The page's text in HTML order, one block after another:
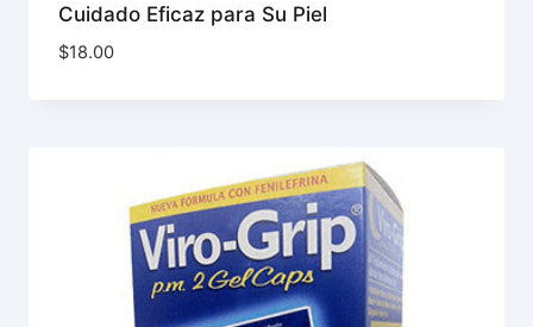
Cuidado Eficaz para Su Piel
$18.00